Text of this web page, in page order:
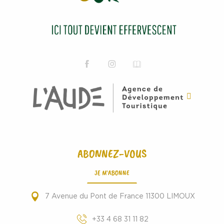
ABONNEZ-VOUS
JE M'ABONNE
7 Avenue du Pont de France 11300 LIMOUX
+33 4 68 31 11 82